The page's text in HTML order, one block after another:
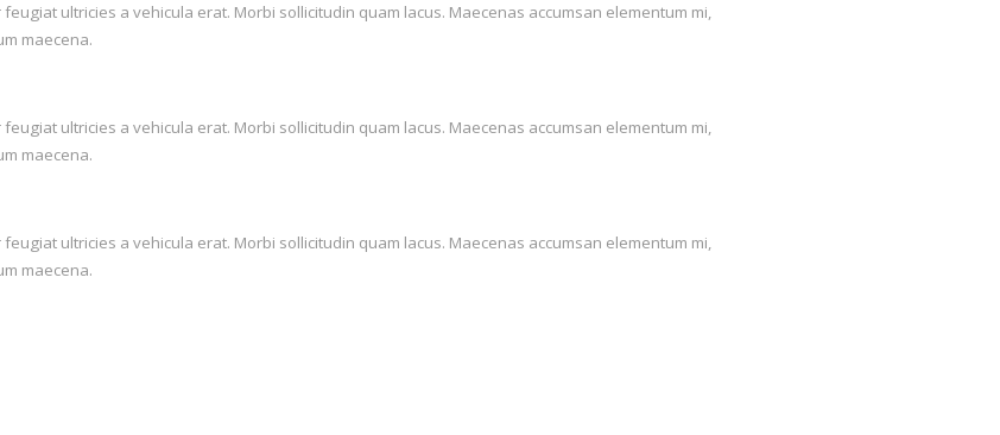
ultricies a vehicula erat. Morbi sollicitudin quam lacus. Maecenas accumsan elementum mi,
maecena.
ultricies a vehicula erat. Morbi sollicitudin quam lacus. Maecenas accumsan elementum mi,
maecena.
ultricies a vehicula erat. Morbi sollicitudin quam lacus. Maecenas accumsan elementum mi,
maecena.